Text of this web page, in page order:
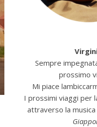
Sempre
prossimo
Mi piace
I prossimi viaggi per
attraverso la